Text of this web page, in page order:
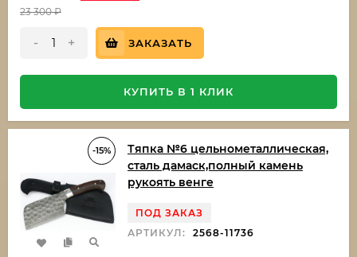
23 300₽
- + ЗАКАЗАТЬ
КУПИТЬ В 1 КЛИК
-15%
Тяпка №6 цельнометаллическая,
сталь дамаск,полный камень
рукоять венге
ПОД ЗАКАЗ
АРТИКУЛ:
2568-11736